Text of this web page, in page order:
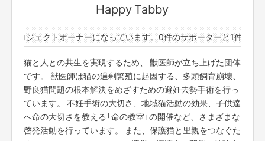
Happy Tabby
ジェクトオーナーになっています。0件のサポーターと1件のプロジ
猫と人との共生を実現するため、 獣医師が立ち上げた団体
です。 獣医師は猫の過剰繁殖に起因する、多頭飼育崩壊、
野良猫問題の根本解決をめざすための避妊去勢手術を行っ
ています。 不妊手術の大切さ、地域猫活動の効果、子供達
へ命の大切さを教える「命の教室」の開催など、さまざまな
啓発活動を行っています。 また、保護猫と里親をつなぐた
このリターンを購入する